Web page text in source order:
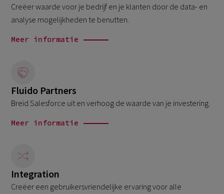
Creëer waarde voor je bedrijf en je klanten door de data- en
analyse mogelijkheden te benutten.
Meer informatie
Fluido Partners
Breid Salesforce uit en verhoog de waarde van je investering.
Meer informatie
Integration
Creëer een gebruikersvriendelijke ervaring voor alle